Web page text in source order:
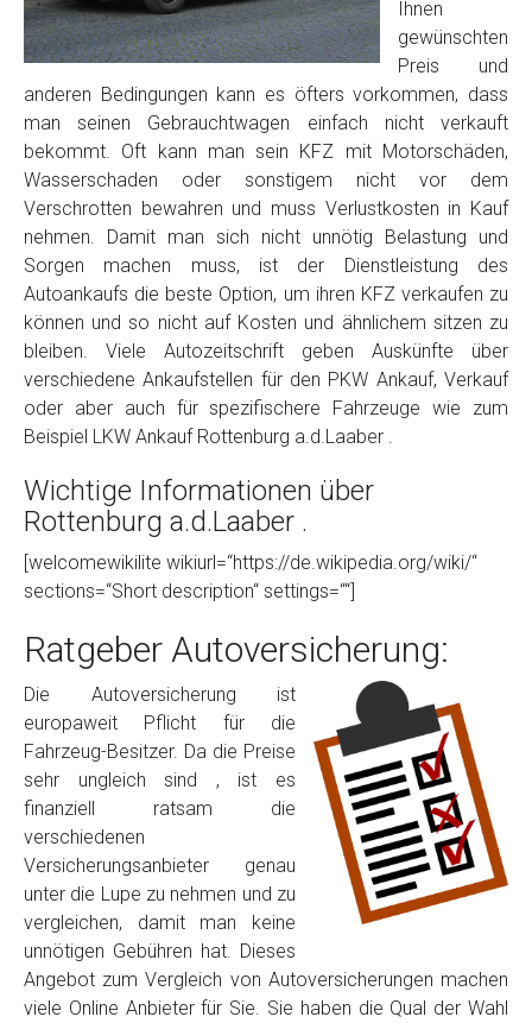
Foto Nr. 3
Sonstiges
Fertig
Wie viel ist 10+2 ?*
Ihnen
gewünschten
Preis und
anderen Bedingungen kann es öfters vorkommen, dass
man seinen Gebrauchtwagen einfach nicht verkauft
bekommt. Oft kann man sein KFZ mit Motorschäden,
Wasserschaden oder sonstigem nicht vor dem
Verschrotten bewahren und muss Verlustkosten in Kauf
nehmen. Damit man sich nicht unnötig Belastung und
Sorgen machen muss, ist der Dienstleistung des
Autoankaufs die beste Option, um ihren KFZ verkaufen zu
können und so nicht auf Kosten und ähnlichem sitzen zu
bleiben. Viele Autozeitschrift geben Auskünfte über
verschiedene Ankaufstellen für den PKW Ankauf, Verkauf
oder aber auch für spezifischere Fahrzeuge wie zum
Beispiel LKW Ankauf Rottenburg a.d.Laaber .
Wichtige Informationen über
Rottenburg a.d.Laaber .
[welcomewikilite wikiurl=“https://de.wikipedia.org/wiki/“
sections=“Short description“ settings=““]
Ratgeber Autoversicherung:
Die Autoversicherung ist
europaweit Pflicht für die
Fahrzeug-Besitzer. Da die Preise
sehr ungleich sind , ist es
finanziell ratsam die
verschiedenen
Versicherungsanbieter genau
unter die Lupe zu nehmen und zu
vergleichen, damit man keine
unnötigen Gebühren hat. Dieses
Angebot zum Vergleich von Autoversicherungen machen
viele Online Anbieter für Sie. Sie haben die Qual der Wahl